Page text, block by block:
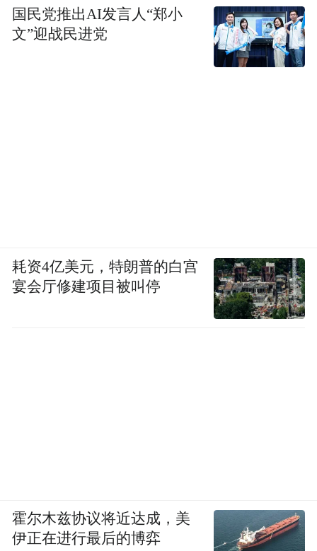
国民党推出AI发言人“郑小
文”迎战民进党
耗资4亿美元，特朗普的白宫
宴会厅修建项目被叫停
霍尔木兹协议将近达成，美
伊正在进行最后的博弈